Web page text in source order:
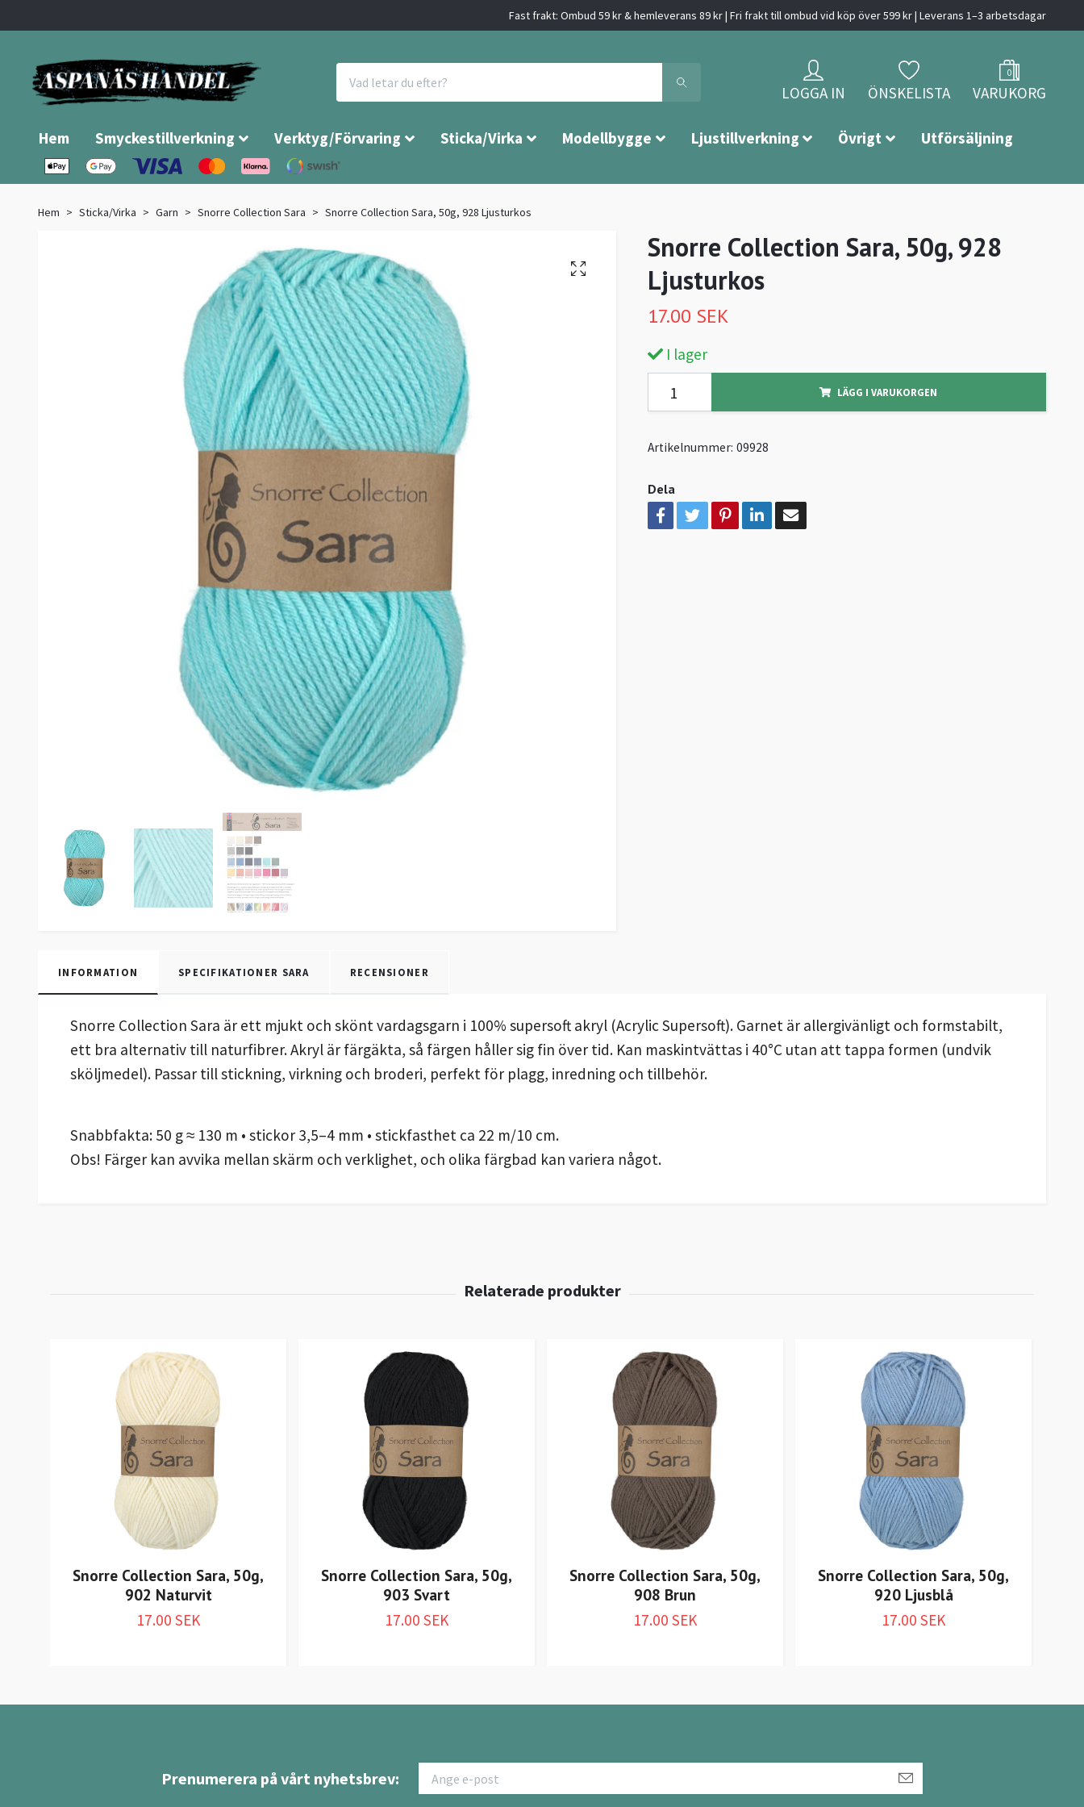
Fast frakt: Ombud 59 kr & hemleverans 89 kr | Fri frakt till ombud vid köp över 599 kr | Leverans 1–3 arbetsdagar
LOGGA IN ÖNSKELISTA
0
VARUKORG
Hem Smyckestillverkning Verktyg/Förvaring Sticka/Virka Modellbygge Ljustillverkning Övrigt Utförsäljning
Hem Sticka/Virka Garn Snorre Collection Sara Snorre Collection Sara, 50g, 928 Ljusturkos
Snorre Collection Sara, 50g, 928
Ljusturkos
17.00 SEK
I lager
LÄGG I VARUKORGEN
Artikelnummer: 09928
Dela
INFORMATION SPECIFIKATIONER SARA RECENSIONER
Snorre Collection Sara är ett mjukt och skönt vardagsgarn i 100% supersoft akryl (Acrylic Supersoft). Garnet är allergivänligt och formstabilt,
ett bra alternativ till naturfibrer. Akryl är färgäkta, så färgen håller sig fin över tid. Kan maskintvättas i 40°C utan att tappa formen (undvik
sköljmedel). Passar till stickning, virkning och broderi, perfekt för plagg, inredning och tillbehör.
Snabbfakta: 50 g ≈ 130 m • stickor 3,5–4 mm • stickfasthet ca 22 m/10 cm.
Obs! Färger kan avvika mellan skärm och verklighet, och olika färgbad kan variera något.
Snorre Collection Sara, 50g,
902 Naturvit
17.00 SEK
Snorre Collection Sara, 50g,
903 Svart
17.00 SEK
Snorre Collection Sara, 50g,
908 Brun
17.00 SEK
Snorre Collection Sara, 50g,
920 Ljusblå
17.00 SEK
Prenumerera på vårt nyhetsbrev: